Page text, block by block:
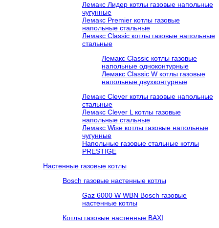
Лемакс Лидер котлы газовые напольные
чугунные
Лемакс Premier котлы газовые
напольные стальные
Лемакс Classic котлы газовые напольные
стальные
Лемакс Classic котлы газовые
напольные одноконтурные
Лемакс Classic W котлы газовые
напольные двухконтурные
Лемакс Clever котлы газовые напольные
стальные
Лемакс Clever L котлы газовые
напольные стальные
Лемакс Wise котлы газовые напольные
чугунные
Напольные газовые стальные котлы
PRESTIGE
Настенные газовые котлы
Bosch газовые настенные котлы
Gaz 6000 W WBN Bosch газовые
настенные котлы
Котлы газовые настенные BAXI